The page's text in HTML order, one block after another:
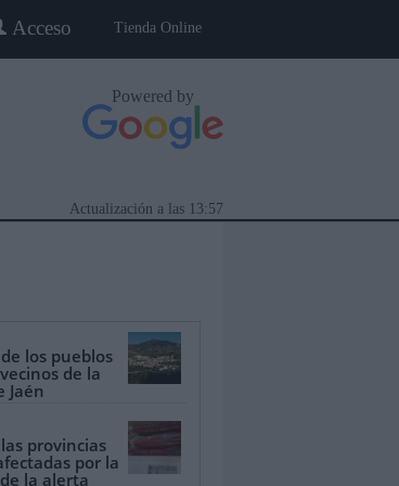
Tienda Online
Acceso
Powered by
13:57
Actualización a las
Especiales
los pueblos
de la
Jaén
provincias
por la
la alerta